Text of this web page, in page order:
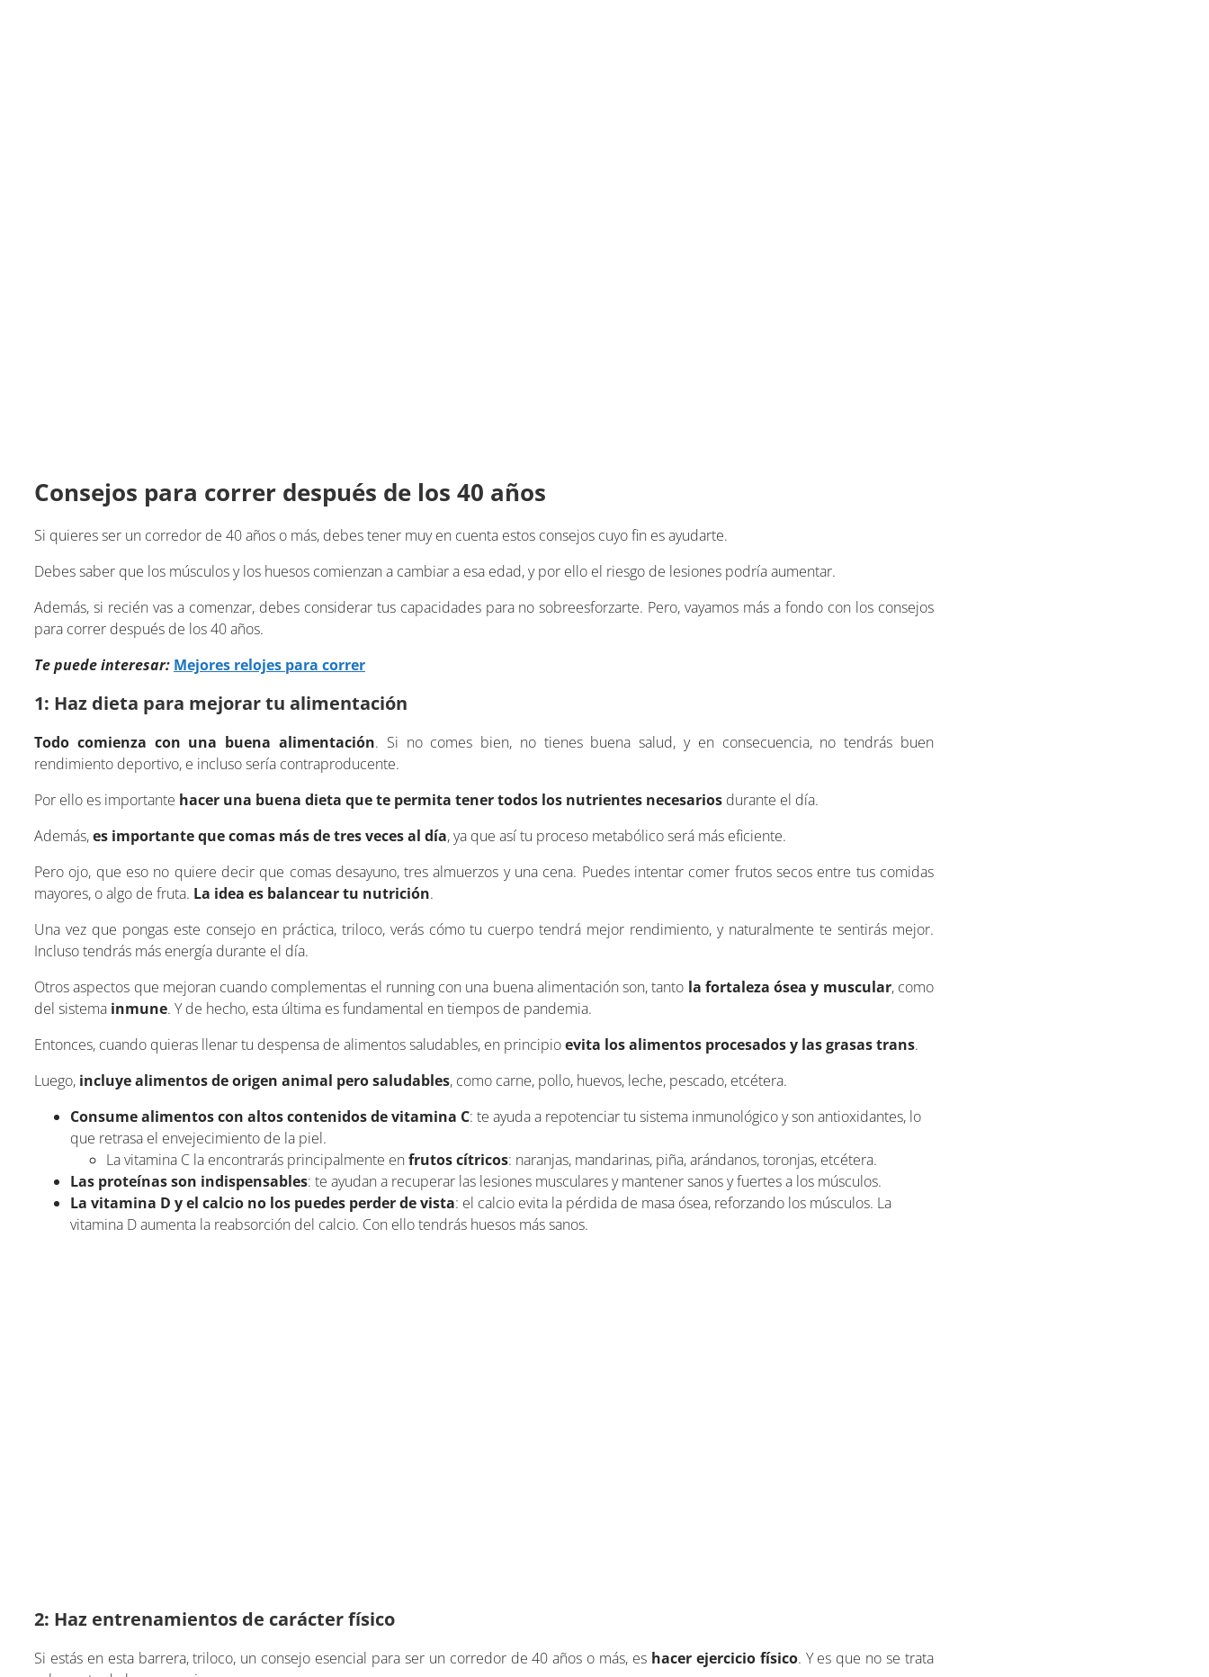
Consejos para correr después de los 40 años
Si quieres ser un corredor de 40 años o más, debes tener muy en cuenta estos consejos cuyo fin es ayudarte.
Debes saber que los músculos y los huesos comienzan a cambiar a esa edad, y por ello el riesgo de lesiones podría aumentar.
Además, si recién vas a comenzar, debes considerar tus capacidades para no sobreesforzarte. Pero, vayamos más a fondo con los consejos
para correr después de los 40 años.
Te puede interesar: Mejores relojes para correr
1: Haz dieta para mejorar tu alimentación
Todo comienza con una buena alimentación. Si no comes bien, no tienes buena salud, y en consecuencia, no tendrás buen
rendimiento deportivo, e incluso sería contraproducente.
Por ello es importante hacer una buena dieta que te permita tener todos los nutrientes necesarios durante el día.
Además,es importante que comas más de tres veces al día, ya que así tu proceso metabólico será más eficiente.
Pero ojo, que eso no quiere decir que comas desayuno, tres almuerzos y una cena. Puedes intentar comer frutos secos entre tus comidas
mayores, o algo de fruta. La idea es balancear tu nutrición.
Una vez que pongas este consejo en práctica, triloco, verás cómo tu cuerpo tendrá mejor rendimiento, y naturalmente te sentirás mejor.
Incluso tendrás más energía durante el día.
Otros aspectos que mejoran cuando complementas el running con una buena alimentación son, tanto la fortaleza ósea y muscular, como
del sistema inmune. Y de hecho, esta última es fundamental en tiempos de pandemia.
Entonces, cuando quieras llenar tu despensa de alimentos saludables, en principioevita los alimentos procesados y las grasas trans.
Luego, incluye alimentos de origen animal pero saludables, como carne, pollo, huevos, leche, pescado, etcétera.
Consume alimentos con altos contenidos de vitamina C: te ayuda a repotenciar tu sistema inmunológico y son antioxidantes, lo
que retrasa el envejecimiento de la piel.
La vitamina C la encontrarás principalmente enfrutos cítricos: naranjas, mandarinas, piña, arándanos, toronjas, etcétera.
Las proteínas son indispensables: te ayudan a recuperar las lesiones musculares y mantener sanos y fuertes a los músculos.
La vitamina D y el calcio no los puedes perder de vista: el calcio evita la pérdida de masa ósea, reforzando los músculos. La
vitamina D aumenta la reabsorción del calcio. Con ello tendrás huesos más sanos.
2: Haz entrenamientos de carácter físico
Si estás en esta barrera, triloco, un consejo esencial para ser un corredor de 40 años o más, es hacer ejercicio físico. Y es que no se trata